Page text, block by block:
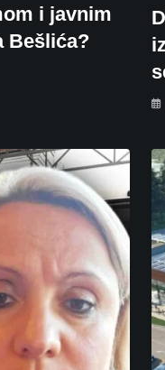
i javnim
Bešlića?